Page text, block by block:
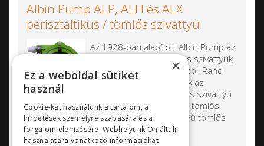
Albin Pump ALP, ALH és ALX
perisztaltikus / tömlős szivattyú
Az 1928-ban alapított Albin Pump az
elektromos perisztaltikus szivattyúk
vezető gyártója, az Ingersoll Rand
vállalat tagja. Fő termékük az
alacsony nyomású tömlős szivattyú
(ALP) , a magas nyomású tömlős
szivattyú (ALH), illetve a nagy teljesítményű tömlős
szivattyú (ALX).
×
Ez a weboldal sütiket
használ
Cookie-kat használunk a tartalom, a
hirdetések személyre szabására és a
forgalom elemzésére. Webhelyünk Ön általi
használatára vonatkozó információkat